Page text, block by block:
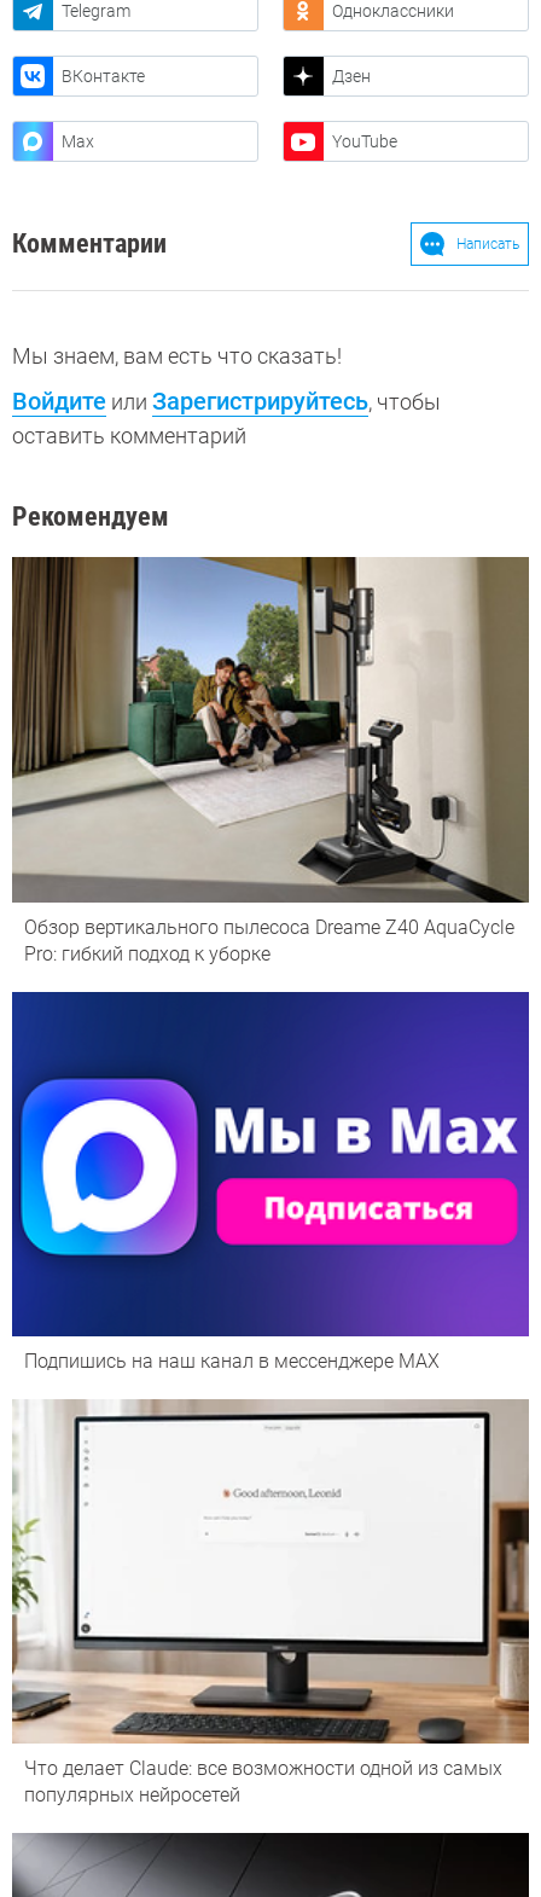
Telegram Одноклассники
ВКонтакте Дзен
Max YouTube
Комментарии Написать
Мы знаем, вам есть что сказать!
Войдите или Зарегистрируйтесь, чтобы
оставить комментарий
Рекомендуем
Обзор вертикального пылесоса Dreame Z40 AquaCycle
Pro: гибкий подход к уборке
Подпишись на наш канал в мессенджере МАХ
Что делает Сlaude: все возможности одной из самых
популярных нейросетей